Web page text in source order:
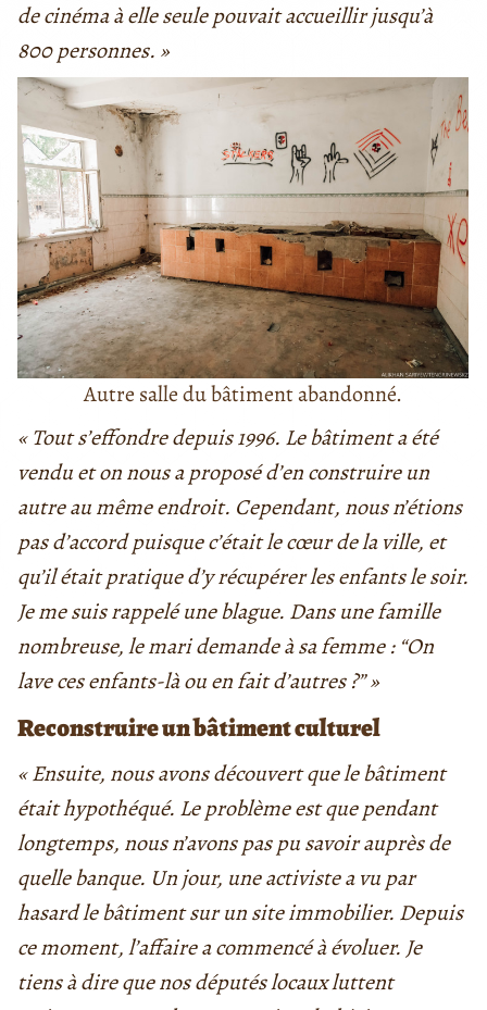
de cinéma à elle seule pouvait accueillir jusqu’à
800 personnes. »
Autre salle du bâtiment abandonné.
« Tout s’effondre depuis 1996. Le bâtiment a été
vendu et on nous a proposé d’en construire un
autre au même endroit. Cependant, nous n’étions
pas d’accord puisque c’était le cœur de la ville, et
qu’il était pratique d’y récupérer les enfants le soir.
Je me suis rappelé une blague. Dans une famille
nombreuse, le mari demande à sa femme : “On
lave ces enfants-là ou en fait d’autres ?” »
Reconstruire un bâtiment culturel
« Ensuite, nous avons découvert que le bâtiment
était hypothéqué. Le problème est que pendant
longtemps, nous n’avons pas pu savoir auprès de
quelle banque. Un jour, une activiste a vu par
hasard le bâtiment sur un site immobilier. Depuis
ce moment, l’affaire a commencé à évoluer. Je
tiens à dire que nos députés locaux luttent